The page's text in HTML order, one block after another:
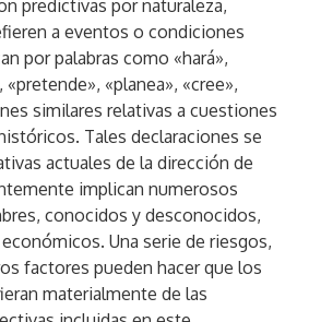
predictivas por naturaleza,
a eventos o condiciones
por palabras como «hará»,
«pretende», «planea», «cree»,
similares relativas a cuestiones
Tales declaraciones se
actuales de la dirección de
implican numerosos
conocidos y desconocidos,
Una serie de riesgos,
factores pueden hacer que los
materialmente de las